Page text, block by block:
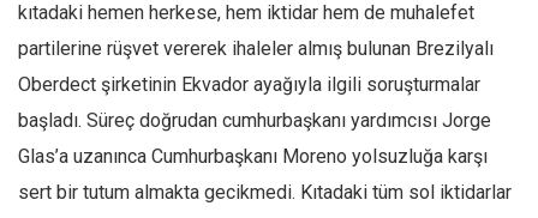
Tüm Sayılar
Kategoriler
Kültür Sanat
Karisi kitap sualleri
kıtadaki hemen herkese, hem iktidar hem de muhalefet
partilerine rüşvet vererek ihaleler almış bulunan Brezilyalı
Oberdect şirketinin Ekvador ayağıyla ilgili soruşturmalar
başladı. Süreç doğrudan cumhurbaşkanı yardımcısı Jorge
Glas’a uzanınca Cumhurbaşkanı Moreno yolsuzluğa karşı
sert bir tutum almakta gecikmedi. Kıtadaki tüm sol iktidarlar